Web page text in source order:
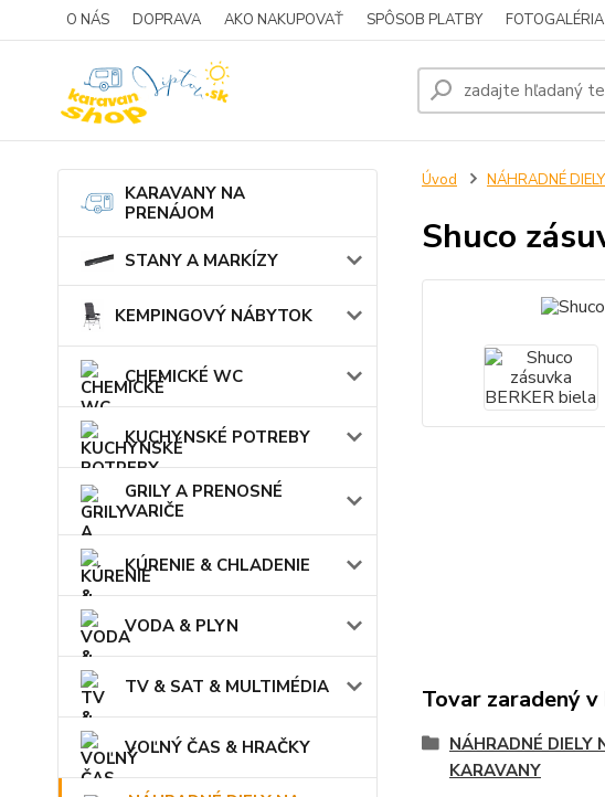
O NÁS DOPRAVA AKO NAKUPOVAŤ SPÔSOB PLATBY FOTOGALÉRIA
KARAVANY NA
PRENÁJOM
STANY A MARKÍZY
KEMPINGOVÝ NÁBYTOK
CHEMICKÉ WC
KUCHYNSKÉ POTREBY
GRILY A PRENOSNÉ
VARIČE
KÚRENIE & CHLADENIE
VODA & PLYN
TV & SAT & MULTIMÉDIA
VOĽNÝ ČAS & HRAČKY
Úvod NÁHRADNÉ
Shuco
Tovar zaradený
NÁHRADNÉ DIELY
KARAVANY